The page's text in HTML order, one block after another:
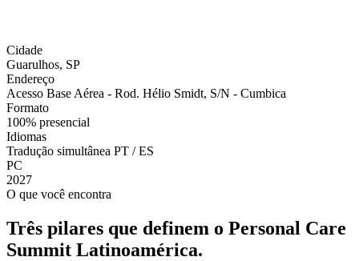
Cidade
Guarulhos, SP
Endereço
Acesso Base Aérea - Rod. Hélio Smidt, S/N - Cumbica
Formato
100% presencial
Idiomas
Tradução simultânea PT / ES
PC
2027
O que você encontra
Três pilares que definem o Personal Care
Summit Latinoamérica.